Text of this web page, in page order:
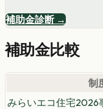
補助金診断 →
補助金比較
制
みらいエコ住宅2026